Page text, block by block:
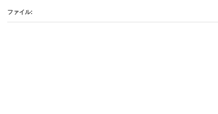
ファイル: